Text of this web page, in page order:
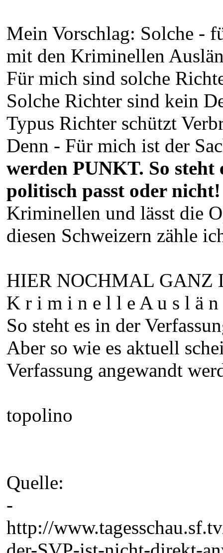
Mein Vorschlag: Solche -
mit den Kriminellen
Für mich sind solche
Solche Richter sind kein
Typus Richter schützt
Denn - Für mich ist der
werden PUNKT. So steht
politisch passt oder nicht!
Kriminellen und lässt die
diesen Schweizern zähle
HIER NOCHMAL GANZ
K r i m i n e l l e A u s l ä
So steht es in der
Aber so wie es aktuell
Verfassung angewandt
topolino
Quelle:
-
http://